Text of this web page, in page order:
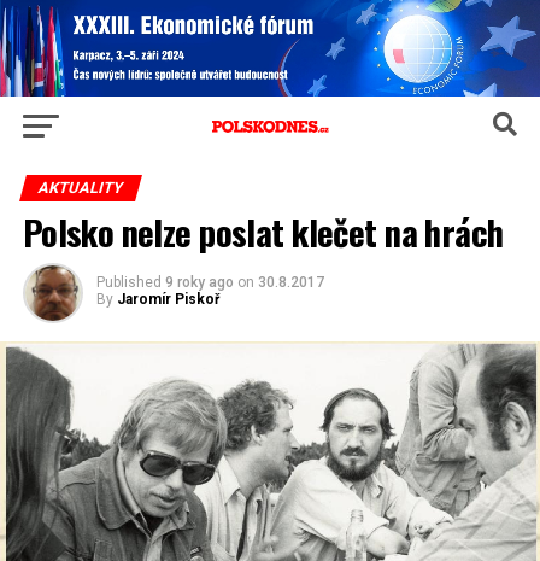
AKTUALITY
Polsko nelze poslat klečet na hrách
Published 9 roky ago on 30.8.2017
By Jaromír Piskoř